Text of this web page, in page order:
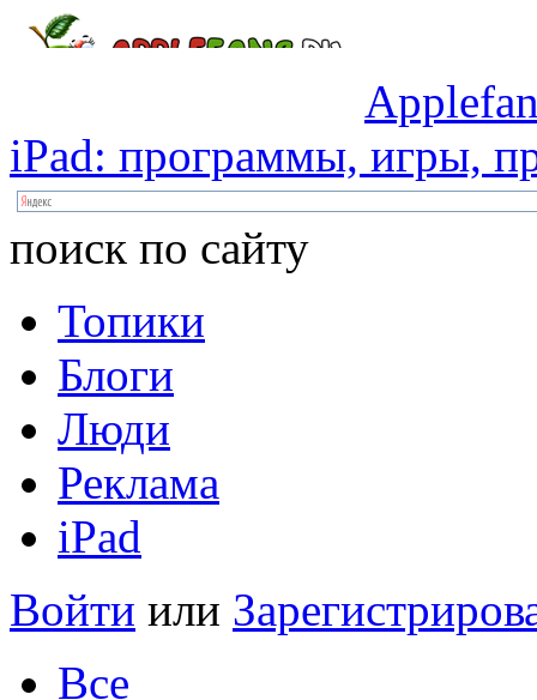
iPad: программы, игры,
поиск по сайту
Топики
Блоги
Люди
Реклама
iPad
Войти или
Все